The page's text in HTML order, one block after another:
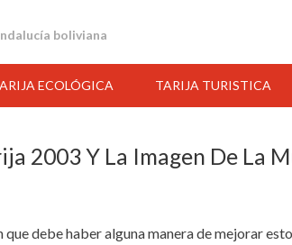
boliviana
ECOLÓGICA TARIJA TURISTICA
2003 Y La Imagen De La
que debe haber alguna manera de mejorar